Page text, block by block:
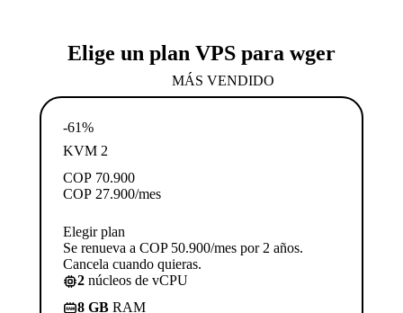
Elige un plan VPS para wger
MÁS VENDIDO
-61%
KVM 2
COP 70.900
COP 27.900/mes
Elegir plan
Se renueva a COP 50.900/mes por 2 años.
Cancela cuando quieras.
2 núcleos de vCPU
8 GB RAM